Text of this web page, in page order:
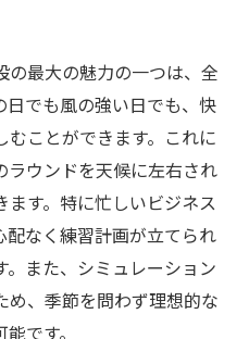
の最大の魅力の一つは、全
でも風の強い日でも、快
ことができます。これに
ラウンドを天候に左右され
す。特に忙しいビジネス
なく練習計画が立てられ
また、シミュレーション
め、季節を問わず理想的な